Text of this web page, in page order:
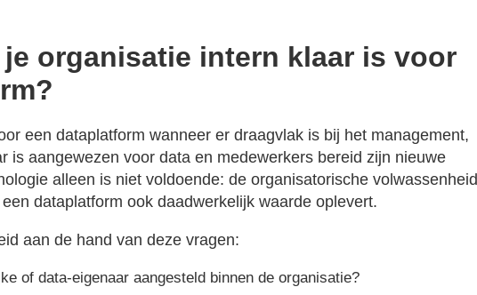
je organisatie intern klaar is voor
een dataplatform wanneer er draagvlak is bij het management,
is aangewezen voor data en medewerkers bereid zijn nieuwe
alleen is niet voldoende: de organisatorische volwassenheid
dataplatform ook daadwerkelijk waarde oplevert.
aan de hand van deze vragen:
of data-eigenaar aangesteld binnen de organisatie?